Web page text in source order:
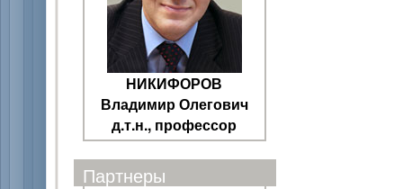
НИКИФОРОВ
Владимир Олегович
д.т.н., профессор
Партнеры